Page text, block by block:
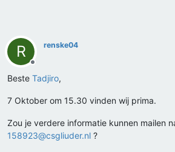
R
Offline
renske04
Beste Tadjiro,
7 Oktober om 15.30 vinden wij prima.
Zou je verdere informatie kunnen mailen
158923@csgliuder.nl ?